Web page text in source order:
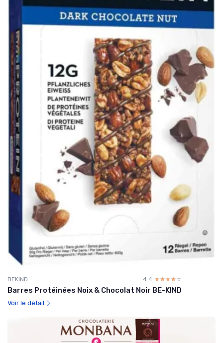
BEKIND 4.4 ☆☆☆☆☆
★★★★★
Barres Protéinées Noix & Chocolat Noir BE-KIND
Voir le détail